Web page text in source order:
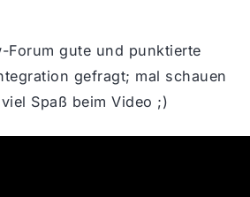
Forum gute und punktierte
gefragt; mal schauen
Spaß beim Video ;)